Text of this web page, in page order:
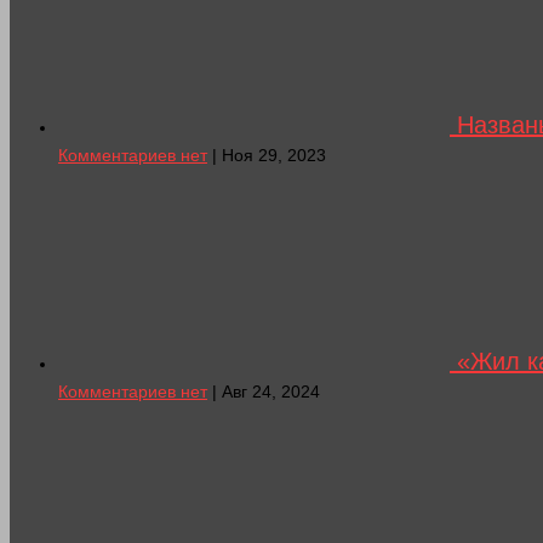
Комментариев нет| Ноя 29, 2023
«Жил
Комментариев нет| Авг 24, 2024